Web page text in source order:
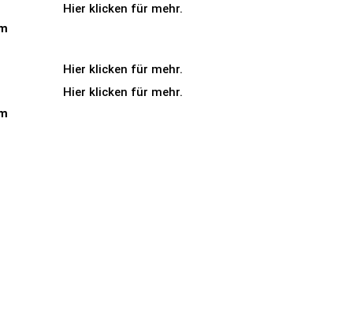
Hier klicken für mehr.
Hier klicken für mehr.
Hier klicken für mehr.